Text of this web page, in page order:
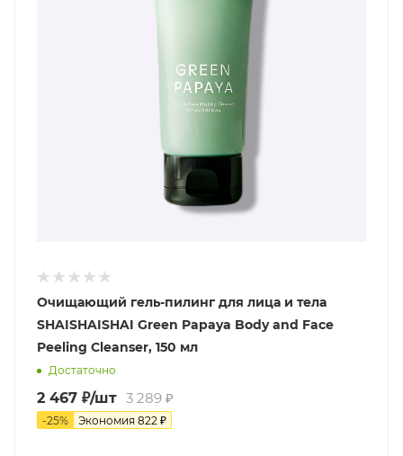
Очищающий гель-пилинг для лица и тела
SHAISHAISHAI Green Papaya Body and Face
Peeling Cleanser, 150 мл
Достаточно
2 467 ₽/шт 3 289 ₽
-25% Экономия 822 ₽